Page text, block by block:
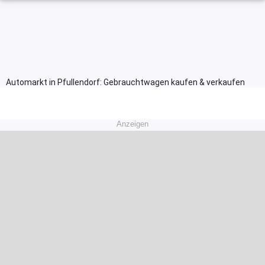
Automarkt in Pfullendorf: Gebrauchtwagen kaufen & verkaufen
Anzeigen